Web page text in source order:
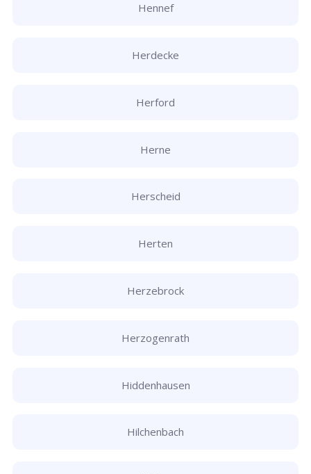
Hennef
Herdecke
Herford
Herne
Herscheid
Herten
Herzebrock
Herzogenrath
Hiddenhausen
Hilchenbach